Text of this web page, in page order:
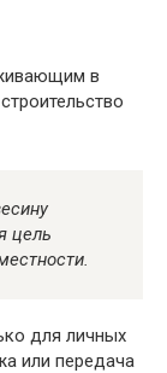
в
цель
для личных
или передача